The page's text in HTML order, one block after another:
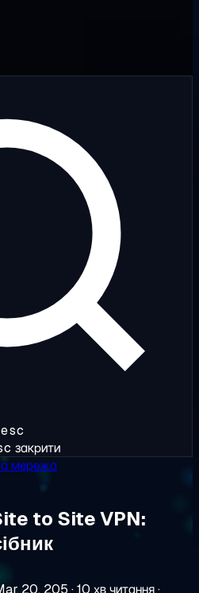
esc
закрити
мережа
to Site VPN:
20, 205 ·10 хв читання·